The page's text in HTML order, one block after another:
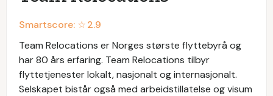
Smartscore: ☆2.9
Team Relocations er Norges største flyttebyrå og
har 80 års erfaring. Team Relocations tilbyr
flyttetjenester lokalt, nasjonalt og internasjonalt.
Selskapet bistår også med arbeidstillatelse og visum